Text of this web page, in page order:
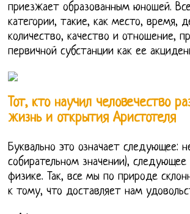
приезжает образованным юношей.
категории, такие, как место, время,
количество, качество и отношение,
первичной субстанции как ее
Тот, кто научил человечество
жизнь и открытия Аристотеля
Буквально это означает следующее:
собирательном значении), следующее
физике. Так, все мы по природе
к тому, что доставляет нам